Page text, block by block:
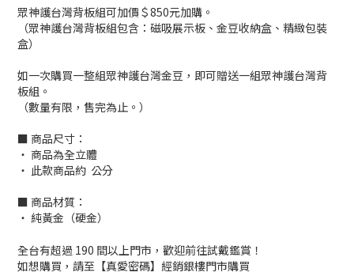
眾神護台灣背板組可加價＄850元加購。
（眾神護台灣背板組包含：磁吸展示板、金豆收納盒、精緻包裝
盒）
如一次購買一整組眾神護台灣金豆，即可贈送一組眾神護台灣背
板組。
（數量有限，售完為止。）
■ 商品尺寸：
‧ 商品為全立體
‧ 此款商品約 公分
■ 商品材質：
‧ 純黃金（硬金）
全台有超過 190 間以上門市，歡迎前往試戴鑑賞！
如想購買，請至【真愛密碼】經銷銀樓門市購買